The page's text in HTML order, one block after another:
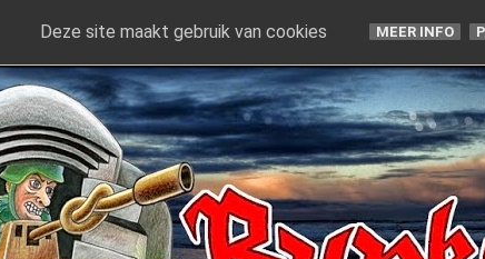
Deze site maakt gebruik van cookies MEER INFO